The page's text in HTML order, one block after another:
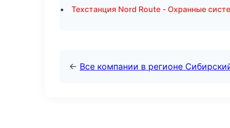
Техстанция Nord Route - Охранные
← Все компании в регионе